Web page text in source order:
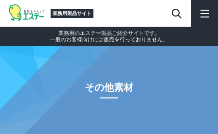
業務用製品サイト
業務用のエステー製品ご紹介サイトです。
一般のお客様向けには販売を行っておりません。
その他素材